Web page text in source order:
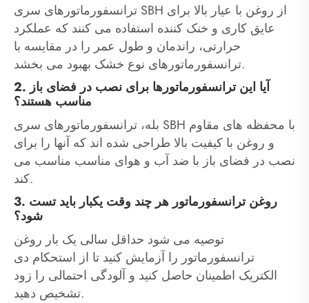
ترانسفورماتورهای سری SBH از روغن با عیار بالا برای
عایق کاری و خنک کننده استفاده می کنند که عملکرد
حرارتی، راندمان و طول عمر را در مقایسه با
ترانسفورماتورهای نوع خشک بهبود می بخشد.
2. آیا این ترانسفورماتورها برای نصب در فضای باز
مناسب هستند؟
بله، ترانسفورماتورهای سری SBH با محفظه های مقاوم
و روغن با کیفیت بالا طراحی شده اند که آنها را برای
نصب در فضای باز با ضد آب و هوای مناسب مناسب می
کند.
3. روغن ترانسفورماتور هر چند وقت یکبار باید تست
شود؟
توصیه می شود حداقل سالی یک بار روغن
ترانسفورماتور را آزمایش کنید تا از استحکام دی
الکتریک اطمینان حاصل کنید و آلودگی احتمالی را زود
تشخیص دهید.